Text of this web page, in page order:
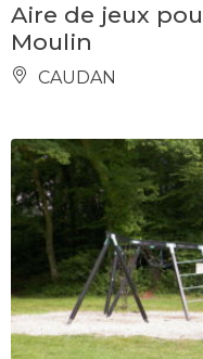
Aire de jeux
Moulin
CAUDAN